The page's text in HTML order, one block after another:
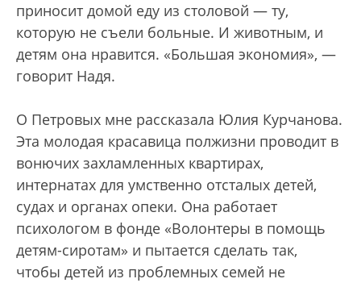
приносит домой еду из столовой — ту,
которую не съели больные. И животным, и
детям она нравится. «Большая экономия», —
говорит Надя.
О Петровых мне рассказала Юлия Курчанова.
Эта молодая красавица полжизни проводит в
вонючих захламленных квартирах,
интернатах для умственно отсталых детей,
судах и органах опеки. Она работает
психологом в фонде «Волонтеры в помощь
детям-сиротам» и пытается сделать так,
чтобы детей из проблемных семей не